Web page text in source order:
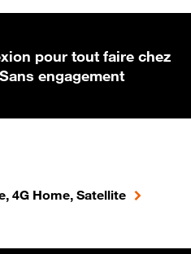
pour tout faire chez
engagement
4G Home, Satellite